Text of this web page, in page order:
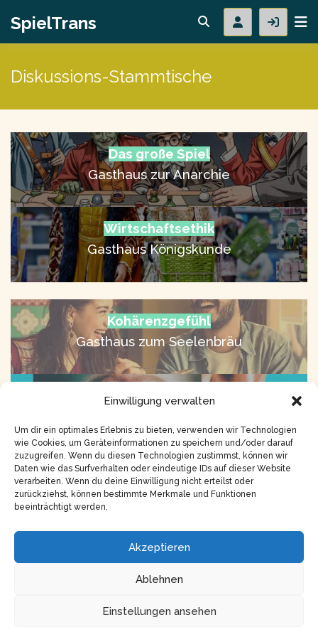
Einwilligung verwalten
Um dir ein optimales Erlebnis zu bieten, verwenden wir Technologien
wie Cookies, um Geräteinformationen zu speichern und/oder darauf
zuzugreifen. Wenn du diesen Technologien zustimmst, können wir
Daten wie das Surfverhalten oder eindeutige IDs auf dieser Website
verarbeiten. Wenn du deine Einwilligung nicht erteilst oder
zurückziehst, können bestimmte Merkmale und Funktionen
beeinträchtigt werden.
Akzeptieren
Ablehnen
Einstellungen ansehen
SpielTrans
Diskussions-Stammtische
Das große Spiel
Gasthaus zur Anarchie
Wirtschaftsethik
Gasthaus Königskunde
Kohärenzgefühl
Gasthaus zum Seelenbräu
Kunst
Datenschutz